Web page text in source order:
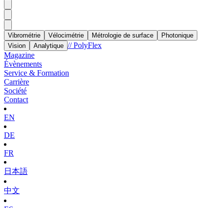
Vibrométrie Vélocimétrie Métrologie de surface
Photonique
Vision
Analytique // PolyFlex
Magazine
Évènements
Service & Formation
Carrière
Société
Contact
EN
DE
FR
日本語
中文